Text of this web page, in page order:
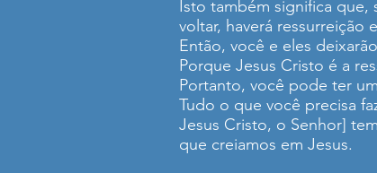
Isto também significa que,
voltar, haverá ressurreição
Então, você e eles
Porque Jesus Cristo é a
Portanto, você pode ter
Tudo o que você precisa
Jesus Cristo, o Senhor]
que creiamos em Jesus.